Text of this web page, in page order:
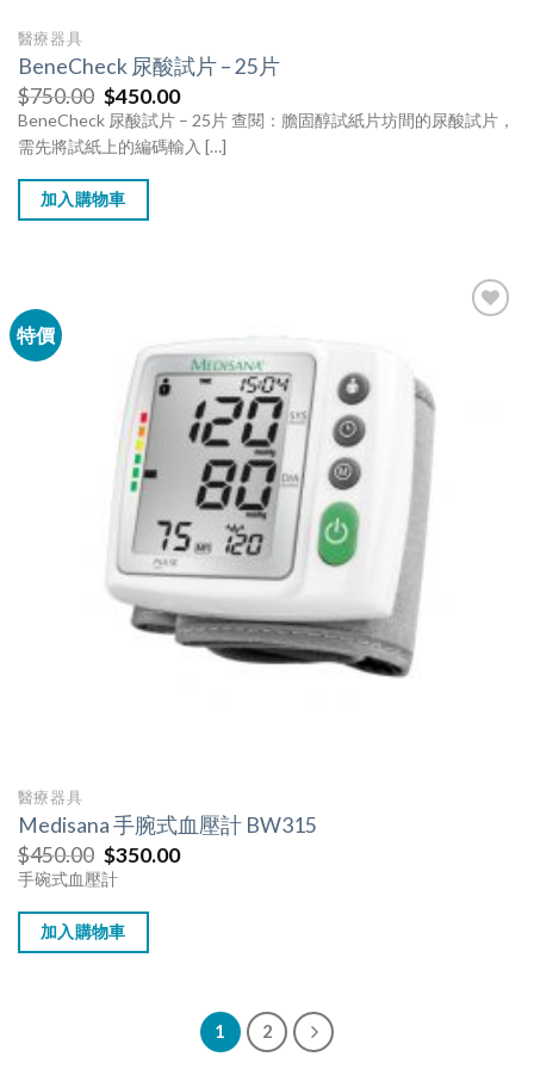
醫療器具
BeneCheck 尿酸試片 – 25片
$750.00 $450.00
BeneCheck 尿酸試片 – 25片 查閱：膽固醇試紙片坊間的尿酸試片，
需先將試紙上的編碼輸入 […]
加入購物車
特價
醫療器具
Medisana 手腕式血壓計 BW315
$450.00 $350.00
手碗式血壓計
加入購物車
1 2